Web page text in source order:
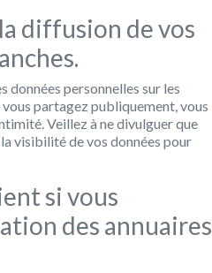
diffusion de vos
données personnelles sur les
partagez publiquement, vous
Veillez à ne divulguer que
visibilité de vos données pour
si vous
des annuaires